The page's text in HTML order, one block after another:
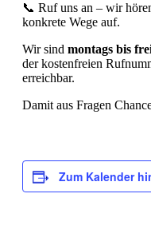
📞 Ruf uns an – wir
konkrete Wege auf.
Wir sind montags bis
der kostenfreien
erreichbar.
Damit aus Fragen
Zum Kalender